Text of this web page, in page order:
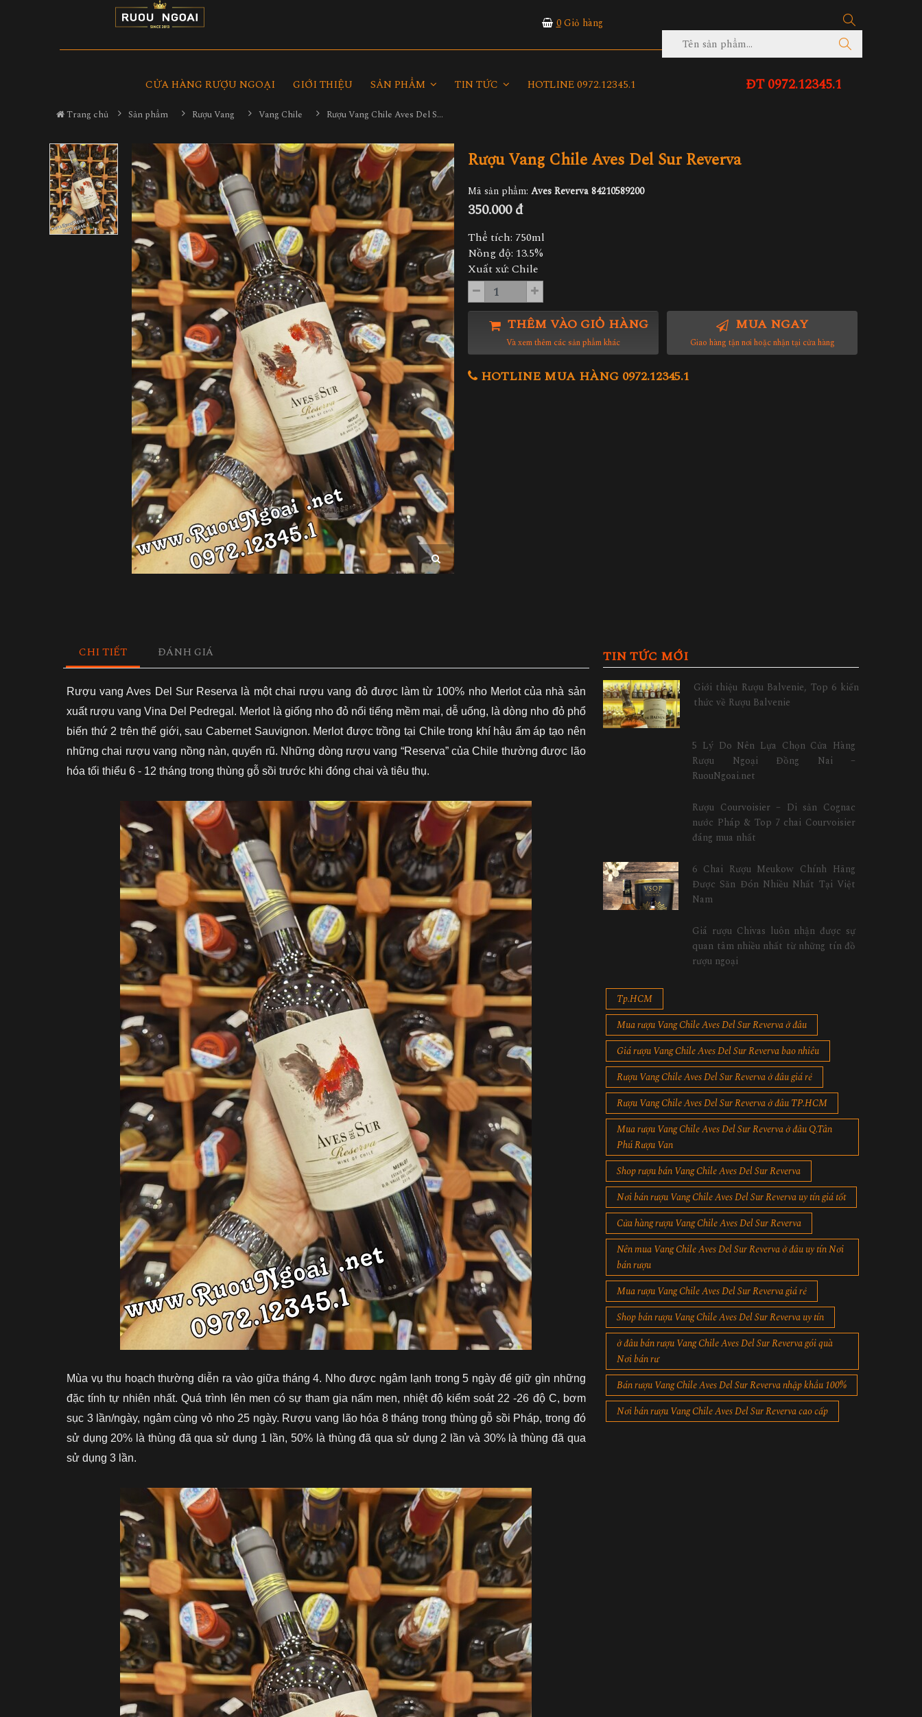
0 Giỏ hàng
CỬA HÀNG RƯỢU NGOẠI GIỚI THIỆU SẢN PHẨM TIN TỨC HOTLINE 0972.12345.1 ĐT 0972.12345.1
Trang chủ Sản phẩm Rượu Vang Vang Chile Rượu Vang Chile Aves Del Sur Reverva
Rượu Vang Chile Aves Del Sur Reverva
Mã sản phẩm: Aves Reverva 84210589200
350.000 đ
Thể tích: 750ml
Nồng độ: 13.5%
Xuất xứ: Chile
THÊM VÀO GIỎ HÀNG
Và xem thêm các sản phẩm khác
MUA NGAY
Giao hàng tận nơi hoặc nhận tại cửa hàng
HOTLINE MUA HÀNG 0972.12345.1
CHI TIẾT ĐÁNH GIÁ
Rượu vangAves Del Sur Reserva là một chai rượu vang đỏ được làm từ 100% nho Merlot của nhà sản
xuất rượu vang Vina Del Pedregal. Merlot là giống nho đỏ nổi tiếng mềm mại, dễ uống, là dòng nho đỏ phổ
biến thứ 2 trên thế giới, sau Cabernet Sauvignon. Merlot được trồng tại Chile trong khí hậu ấm áp tạo nên
những chai rượu vang nồng nàn, quyến rũ. Những dòng rượu vang “Reserva” của Chile thường được lão
hóa tối thiểu 6 - 12 tháng trong thùng gỗ sồi trước khi đóng chai và tiêu thụ.
Mùa vụ thu hoạch thường diễn ra vào giữa tháng 4. Nho được ngâm lạnh trong 5 ngày để giữ gìn những
đặc tính tự nhiên nhất. Quá trình lên men có sự tham gia nấm men, nhiệt độ kiểm soát 22 -26 độ C, bơm
sục 3 lần/ngày, ngâm cùng vỏ nho 25 ngày. Rượu vang lão hóa 8 tháng trong thùng gỗ sồi Pháp, trong đó
sử dụng 20% là thùng đã qua sử dụng 1 lần, 50% là thùng đã qua sử dụng 2 lần và 30% là thùng đã qua
sử dụng 3 lần.
TIN TỨC MỚI
Giới thiệu Rượu Balvenie, Top 6 kiến
thức về Rượu Balvenie
5 Lý Do Nên Lựa Chọn Cửa Hàng
Rượu Ngoại Đồng Nai –
RuouNgoai.net
Rượu Courvoisier – Di sản Cognac
nước Pháp & Top 7 chai Courvoisier
đáng mua nhất
6 Chai Rượu Meukow Chính Hãng
Được Săn Đón Nhiều Nhất Tại Việt
Nam
Giá rượu Chivas luôn nhận được sự
quan tâm nhiều nhất từ những tín đồ
rượu ngoại
Tp.HCM
Mua rượu Vang Chile Aves Del Sur Reverva ở đâu
Giá rượu Vang Chile Aves Del Sur Reverva bao nhiêu
Rượu Vang Chile Aves Del Sur Reverva ở đâu giá rẻ
Rượu Vang Chile Aves Del Sur Reverva ở đâu TP.HCM
Mua rượu Vang Chile Aves Del Sur Reverva ở đâu Q.Tân
Phú Rượu Van
Shop rượu bán Vang Chile Aves Del Sur Reverva
Nơi bán rượu Vang Chile Aves Del Sur Reverva uy tín giá tốt
Cửa hàng rượu Vang Chile Aves Del Sur Reverva
Nên mua Vang Chile Aves Del Sur Reverva ở đâu uy tín Nơi
bán rượu
Mua rượu Vang Chile Aves Del Sur Reverva giá rẻ
Shop bán rượu Vang Chile Aves Del Sur Reverva uy tín
ở đâu bán rượu Vang Chile Aves Del Sur Reverva gói quà
Nơi bán rư
Bán rượu Vang Chile Aves Del Sur Reverva nhập khẩu 100%
Nơi bán rượu Vang Chile Aves Del Sur Reverva cao cấp